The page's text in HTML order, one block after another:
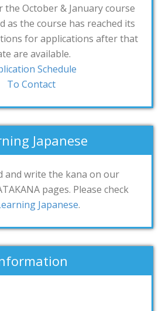
October & January course
as the course has reached its
for applications after that
are available.
Schedule
To Contact
Japanese
and write the kana on our
pages. Please check
Japanese.